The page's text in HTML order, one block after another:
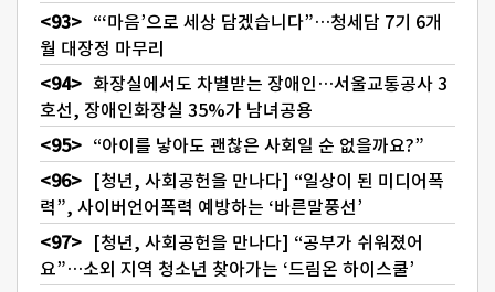
“‘마음’으로 세상 담겠습니다”…청세담 7기 6개
월 대장정 마무리
화장실에서도 차별받는 장애인…서울교통공사 3
호선, 장애인화장실 35%가 남녀공용
“아이를 낳아도 괜찮은 사회일 순 없을까요?”
[청년, 사회공헌을 만나다] “일상이 된 미디어폭
력”, 사이버언어폭력 예방하는 ‘바른말풍선’
[청년, 사회공헌을 만나다] “공부가 쉬워졌어
요”…소외 지역 청소년 찾아가는 ‘드림온 하이스쿨’